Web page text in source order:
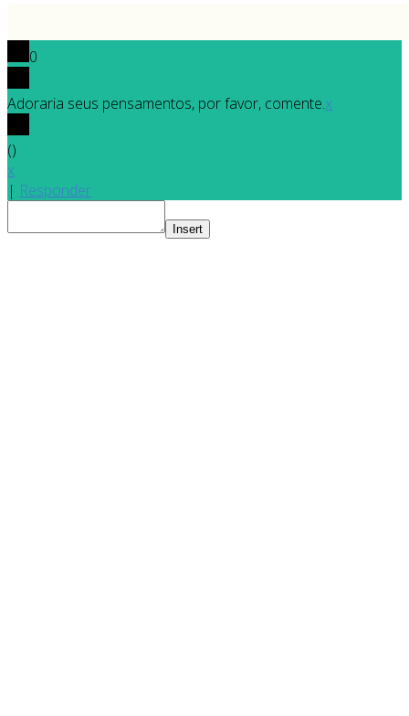
0
Adoraria seus pensamentos, por favor, comente.x
()
x
| Responder
Insert